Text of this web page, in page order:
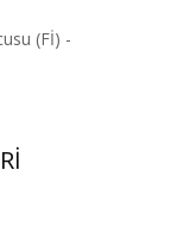
(Fİ) -